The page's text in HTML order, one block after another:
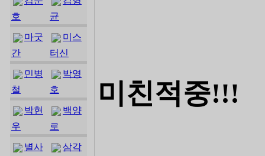
호
균
마굿
간
미스
터신
민병
철
박영
호
박현
우
백양
로
별사
삼각
미친적중!!!